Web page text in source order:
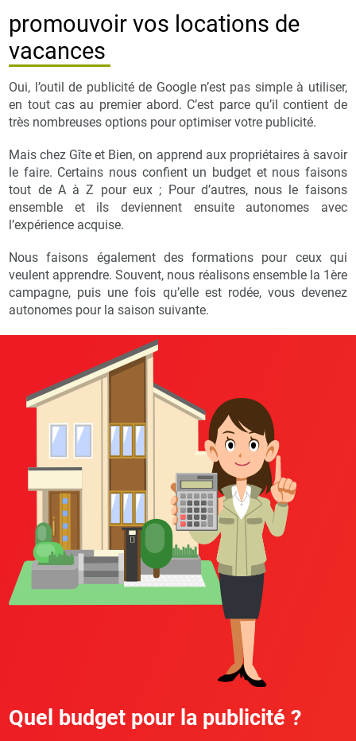
promouvoir vos locations de
vacances
Oui, l’outil de publicité de Google n’est pas simple à utiliser,
en tout cas au premier abord. C’est parce qu’il contient de
très nombreuses options pour optimiser votre publicité.
Mais chez Gîte et Bien, on apprend aux propriétaires à savoir
le faire. Certains nous confient un budget et nous faisons
tout de A à Z pour eux ; Pour d’autres, nous le faisons
ensemble et ils deviennent ensuite autonomes avec
l’expérience acquise.
Nous faisons également des formations pour ceux qui
veulent apprendre. Souvent, nous réalisons ensemble la 1ère
campagne, puis une fois qu’elle est rodée, vous devenez
autonomes pour la saison suivante.
Quel budget pour la publicité ?